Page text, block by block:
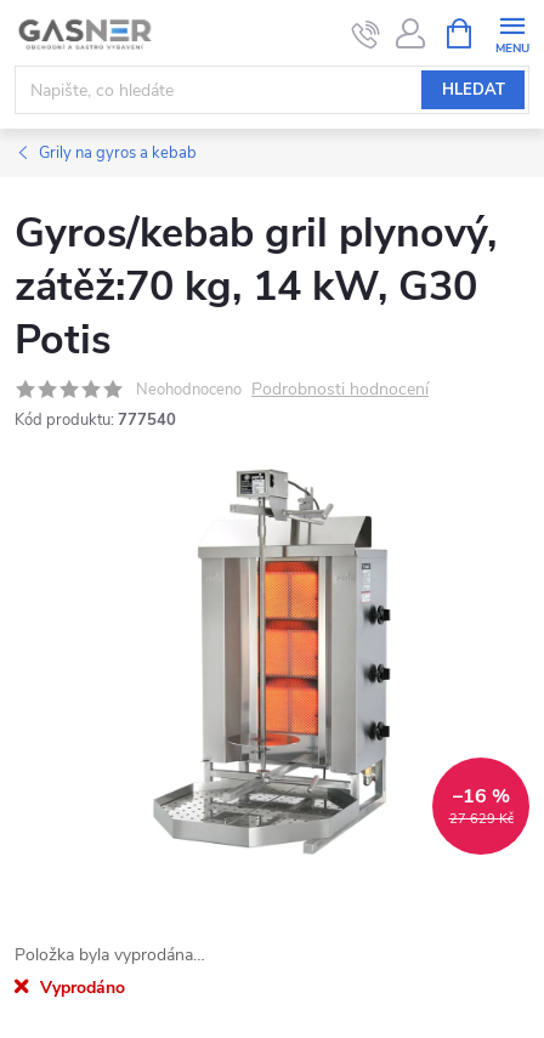
Přejít
obsah
HLEDAT
NÁKUPNÍ
KOŠÍK
Grily na gyros a kebab
Gyros/kebab gril plynový,
zátěž:70 kg, 14 kW, G30
Potis
Neohodnoceno Podrobnosti hodnocení
Kód produktu: 777540
27 629 Kč
–16 %
Položka byla vyprodána…
Vyprodáno